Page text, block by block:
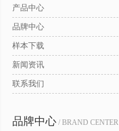
产品中心
品牌中心
样本下载
新闻资讯
联系我们
品牌中心 / BRAND CENTER